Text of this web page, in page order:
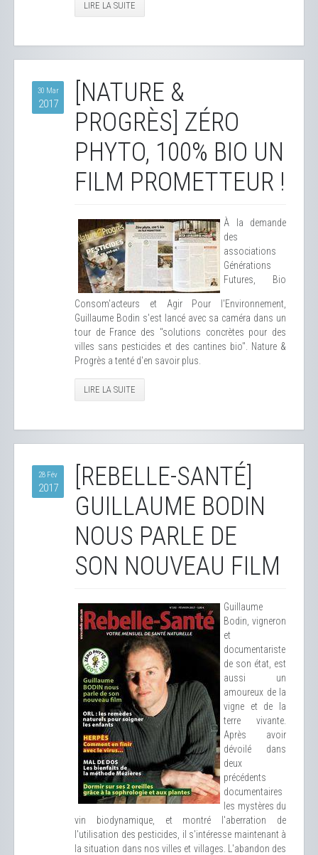
LIRE LA SUITE
30 Mar
2017
[NATURE &
PROGRÈS] ZÉRO
PHYTO, 100% BIO UN
FILM PROMETTEUR !
À la demande
des
associations
Générations
Futures, Bio
Consom'acteurs et Agir Pour l'Environnement,
Guillaume Bodin s'est lancé avec sa caméra dans un
tour de France des "solutions concrètes pour des
villes sans pesticides et des cantines bio". Nature &
Progrès a tenté d'en savoir plus.
LIRE LA SUITE
28 Fév
2017
[REBELLE-SANTÉ]
GUILLAUME BODIN
NOUS PARLE DE
SON NOUVEAU FILM
Guillaume
Bodin, vigneron
et
documentariste
de son état, est
aussi un
amoureux de la
vigne et de la
terre vivante.
Après avoir
dévoilé dans
deux
précédents
documentaires
les mystères du
vin biodynamique, et montré l'aberration de
l'utilisation des pesticides, il s'intéresse maintenant à
la situation dans nos villes et villages. L'abandon des